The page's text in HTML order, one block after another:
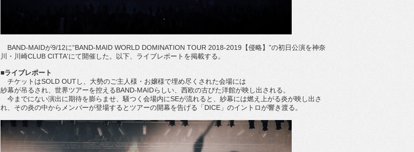
BAND-MAIDが9/12に“BAND-MAID WORLD DOMINATION TOUR 2018-2019【侵略】”の初日公演を神奈
川・川崎CLUB CITTA'にて開催した。以下、ライブレポートを掲載する。
■ライブレポート
チケットはSOLD OUTし、大勢のご主人様・お嬢様で埋め尽くされた会場には
紗幕が吊るされ、世界ツアーを控えるBAND-MAIDらしい、西欧の古びた洋館が映し出される。
今までにない演出に期待を膨らませ、騒つく会場内にSEが流れると、紗幕には燃え上がる炎が映し出さ
れ、その炎の中からメンバーが登場するとツアーの開幕を告げる「DICE」のイントロが響き渡る。